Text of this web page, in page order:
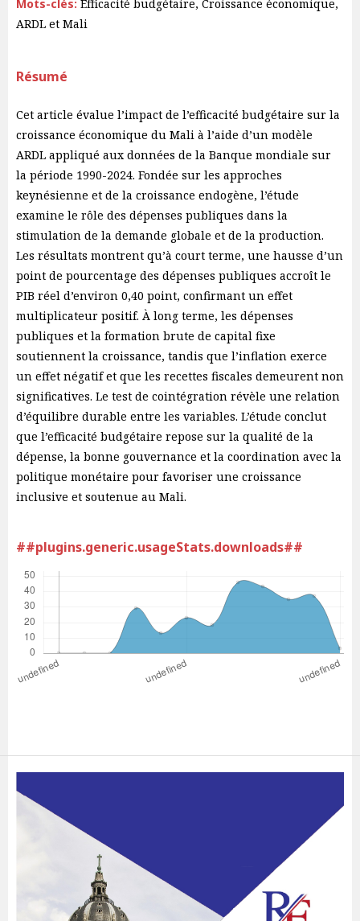
Mots-clés: Efficacité budgétaire, Croissance économique,
ARDL et Mali
Résumé
Cet article évalue l’impact de l’efficacité budgétaire sur la
croissance économique du Mali à l’aide d’un modèle
ARDL appliqué aux données de la Banque mondiale sur
la période 1990-2024. Fondée sur les approches
keynésienne et de la croissance endogène, l’étude
examine le rôle des dépenses publiques dans la
stimulation de la demande globale et de la production.
Les résultats montrent qu’à court terme, une hausse d’un
point de pourcentage des dépenses publiques accroît le
PIB réel d’environ 0,40 point, confirmant un effet
multiplicateur positif. À long terme, les dépenses
publiques et la formation brute de capital fixe
soutiennent la croissance, tandis que l’inflation exerce
un effet négatif et que les recettes fiscales demeurent non
significatives. Le test de cointégration révèle une relation
d’équilibre durable entre les variables. L’étude conclut
que l’efficacité budgétaire repose sur la qualité de la
dépense, la bonne gouvernance et la coordination avec la
politique monétaire pour favoriser une croissance
inclusive et soutenue au Mali.
##plugins.generic.usageStats.downloads##